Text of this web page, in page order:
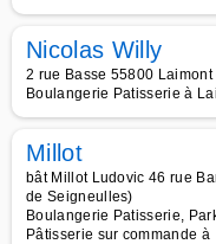
Nicolas Willy
2 rue Basse 55800
Boulangerie Patisserie à
Millot
bât Millot Ludovic 46 rue
de Seigneulles)
Boulangerie Patisserie,
Pâtisserie sur commande à